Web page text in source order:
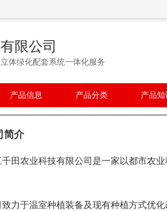
限公司
体绿化配套系统一体化服务
产品信息 产品分类 产品知
简介
田农业科技有限公司是一家以都市农
力于温室种植装备及现有种植方式优